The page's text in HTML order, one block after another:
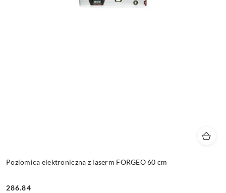
Poziomica elektroniczna z laserm FORGEO 60 cm
286.84